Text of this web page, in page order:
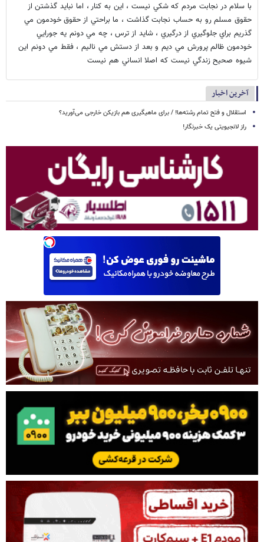
با سلام در نجابت مردم كه شكي نيست ، اين به كنار ، اما نبايد گذشتن از
حقوق مسلم رو به حساب نجابت گذاشت ، ما براحتي از حقوق خودمون مي
گذريم براي جلوگيري از درگيري ، شايد از ترس ، چه مي دونم يه جورايي
خودمون ظالم پرورش مي ديم و بعد از دستش مي ناليم ، فقط مي دونم اين
شيوه صحيح زندگي نيست كه اصلا انساني هم نيست
آخرین اخبار
استقلال و فتح تمام رشته‌ها! / برای ماهیگیری هم بازیکن خارجی می‌آورید؟
راز لانجیویتی یک خبرنگار!